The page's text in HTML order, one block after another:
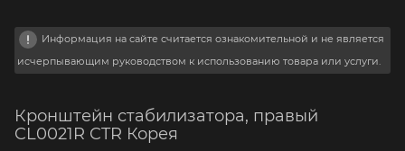
Информация на сайте считается ознакомительной и не является
исчерпывающим руководством к использованию товара или услуги.
Кронштейн стабилизатора, правый
CL0021R CTR Корея